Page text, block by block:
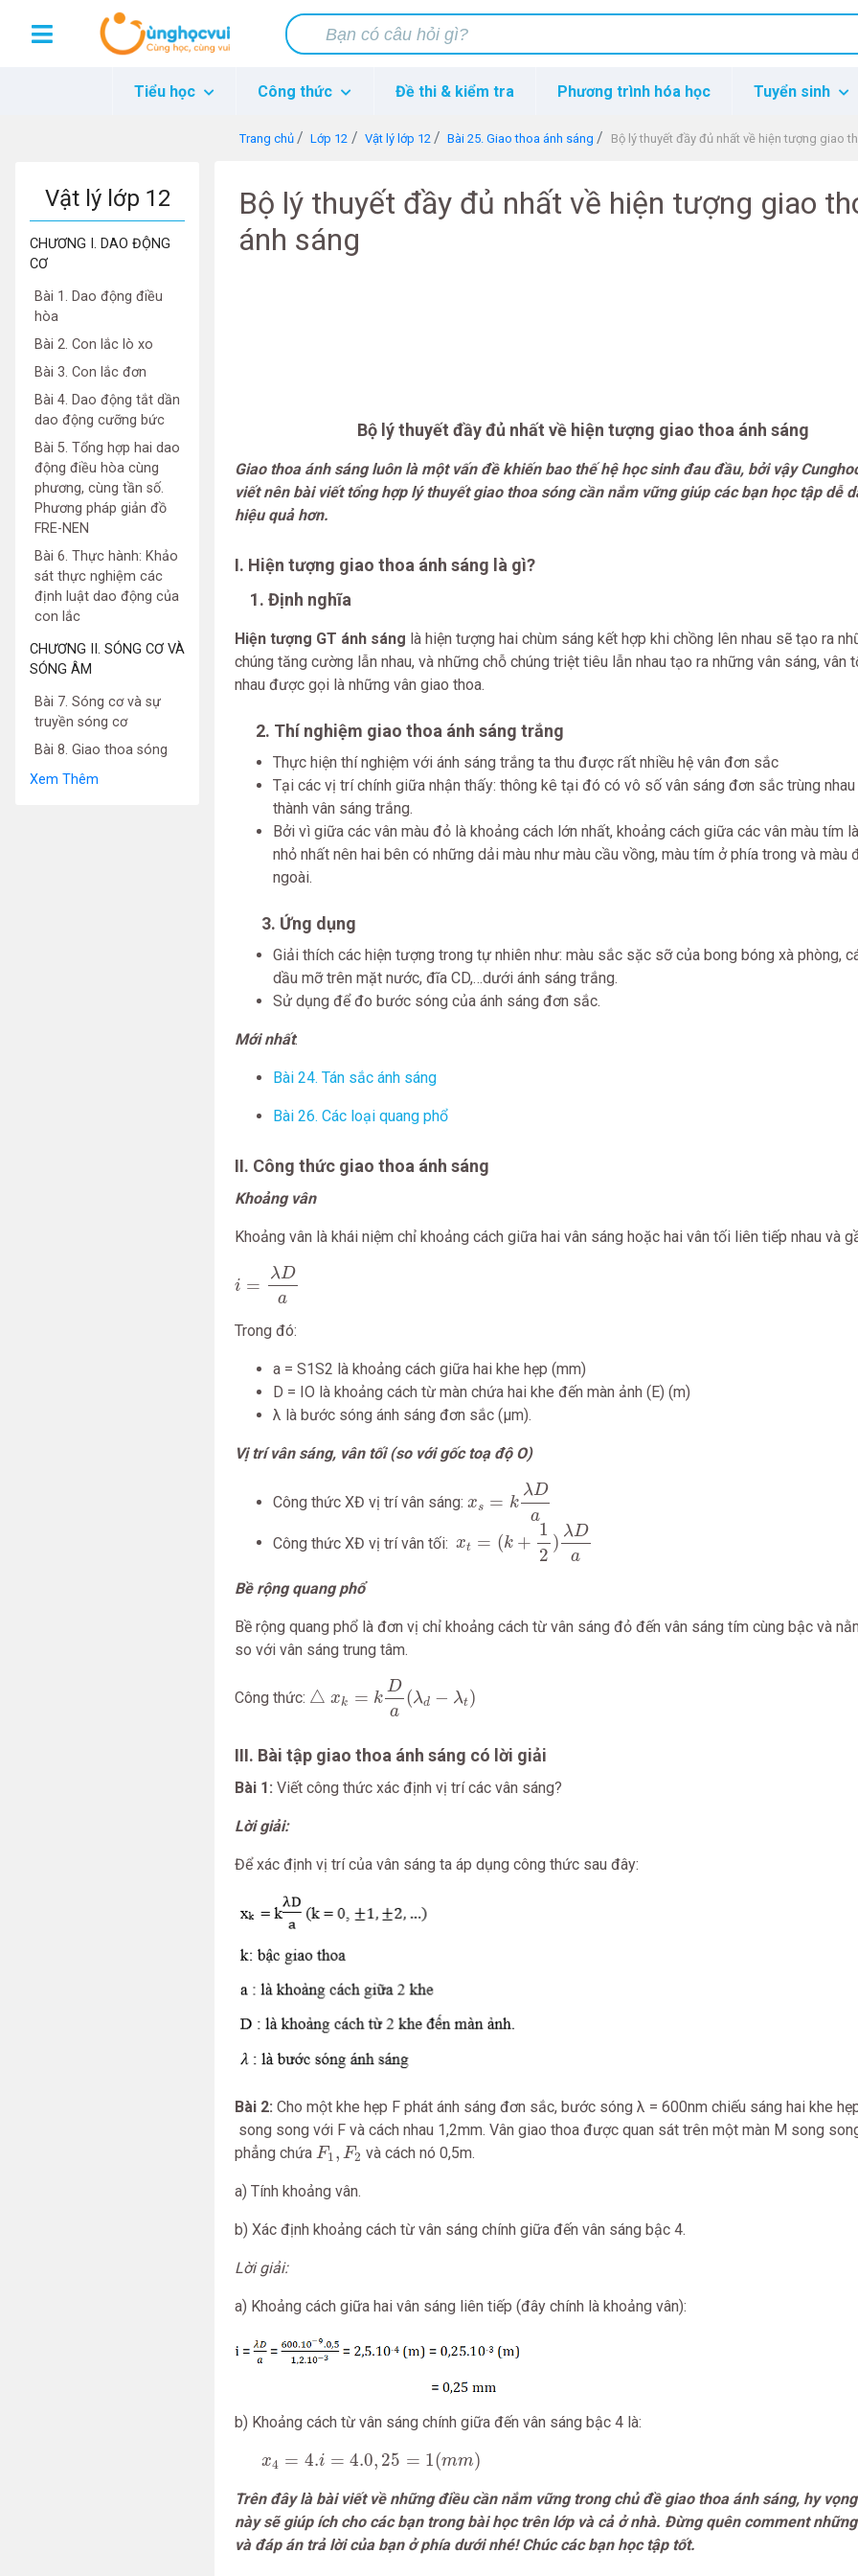
Tiểu học Công thức Đề thi & kiểm tra Phương trình hóa học Tuyển sinh
Trang chủ Lớp 12 Vật lý lớp 12 Bài 25. Giao thoa ánh sáng Bộ lý thuyết đầy đủ nhất về hiện tượng giao
Vật lý lớp 12
CHƯƠNG I. DAO ĐỘNG
CƠ
Bài 1. Dao động điều
hòa
Bài 2. Con lắc lò xo
Bài 3. Con lắc đơn
Bài 4. Dao động tắt dần
dao động cưỡng bức
Bài 5. Tổng hợp hai dao
động điều hòa cùng
phương, cùng tần số.
Phương pháp giản đồ
FRE-NEN
Bài 6. Thực hành: Khảo
sát thực nghiệm các
định luật dao động của
con lắc
CHƯƠNG II. SÓNG CƠ VÀ
SÓNG ÂM
Bài 7. Sóng cơ và sự
truyền sóng cơ
Bài 8. Giao thoa sóng
Xem Thêm
Bộ lý thuyết đầy đủ nhất về hiện tượng giao
ánh sáng
Bộ lý thuyết đầy đủ nhất về hiện tượng giao thoa ánh sáng
Giao thoa ánh sáng luôn là một vấn đề khiến bao thế hệ học sinh đau đầu, bởi vậy
viết nên bài viết tổng hợp lý thuyết giao thoa sóng cần nắm vững giúp các bạn học tập dễ
hiệu quả hơn.
I. Hiện tượng giao thoa ánh sáng là gì?
1. Định nghĩa
Hiện tượng GT ánh sáng là hiện tượng hai chùm sáng kết hợp khi chồng lên nhau sẽ tạo ra
chúng tăng cường lẫn nhau, và những chỗ chúng triệt tiêu lẫn nhau tạo ra những vân sáng, vân
nhau được gọi là những vân giao thoa.
2. Thí nghiệm giao thoa ánh sáng trắng
Thực hiện thí nghiệm với ánh sáng trắng ta thu được rất nhiều hệ vân đơn sắc
Tại các vị trí chính giữa nhận thấy: thông kê tại đó có vô số vân sáng đơn sắc trùng
thành vân sáng trắng.
Bởi vì giữa các vân màu đỏ là khoảng cách lớn nhất, khoảng cách giữa các vân màu tím
nhỏ nhất nên hai bên có những dải màu như màu cầu vồng, màu tím ở phía trong và màu
ngoài.
3. Ứng dụng
Giải thích các hiện tượng trong tự nhiên như: màu sắc sặc sỡ của bong bóng xà phòng,
dầu mỡ trên mặt nước, đĩa CD,…dưới ánh sáng trắng.
Sử dụng để đo bước sóng của ánh sáng đơn sắc.
Mới nhất:
Bài 24. Tán sắc ánh sáng
Bài 26. Các loại quang phổ
II. Công thức giao thoa ánh sáng
Khoảng vân
Khoảng vân là khái niệm chỉ khoảng cách giữa hai vân sáng hoặc hai vân tối liên tiếp nhau và
i =
λD
a
a
Trong đó:
a = S1S2 là khoảng cách giữa hai khe hẹp (mm)
D = IO là khoảng cách từ màn chứa hai khe đến màn ảnh (E) (m)
λ là bước sóng ánh sáng đơn sắc (μm).
Vị trí vân sáng, vân tối (so với gốc toạ độ O)
Công thức XĐ vị trí vân sáng: xs = k
λD
a
Da
Công thức XĐ vị trí vân tối: xt = (k +
1
2
)
λD
a
)λD
Bề rộng quang phổ
Bề rộng quang phổ là đơn vị chỉ khoảng cách từ vân sáng đỏ đến vân sáng tím cùng bậc và
so với vân sáng trung tâm.
Công thức: △ xk = k
D
a
(λd − λt)
λd
III. Bài tập giao thoa ánh sáng có lời giải
Bài 1: Viết công thức xác định vị trí các vân sáng?
Lời giải:
Để xác định vị trí của vân sáng ta áp dụng công thức sau đây:
Bài 2: Cho một khe hẹp F phát ánh sáng đơn sắc, bước sóng λ = 600nm chiếu sáng hai khe
song song với F và cách nhau 1,2mm. Vân giao thoa được quan sát trên một màn M song
phẳng chứa F1, F2
F1 F2 và cách nó 0,5m.
a) Tính khoảng vân.
b) Xác định khoảng cách từ vân sáng chính giữa đến vân sáng bậc 4.
Lời giải:
a) Khoảng cách giữa hai vân sáng liên tiếp (đây chính là khoảng vân):
b) Khoảng cách từ vân sáng chính giữa đến vân sáng bậc 4 là:
x4 = 4.i = 4.0, 25 = 1(mm)
= 4.0 25= 1(m )
Trên đây là bài viết về những điều cần nắm vững trong chủ đề giao thoa ánh sáng, hy
này sẽ giúp ích cho các bạn trong bài học trên lớp và cả ở nhà. Đừng quên comment
và đáp án trả lời của bạn ở phía dưới nhé! Chúc các bạn học tập tốt.